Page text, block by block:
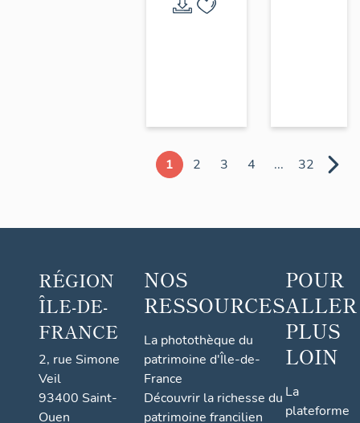
1 2 3 4 ... 32
RÉGION
ÎLE-DE-
FRANCE
2, rue Simone
Veil
93400 Saint-
Ouen
NOS
RESSOURCES
La photothèque du
patrimoine d'Île-de-
France
Découvrir la richesse du
patrimoine francilien
POUR
ALLER
PLUS
LOIN
La
plateforme